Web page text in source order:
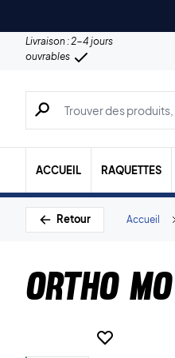
Livraison : 2-4 jours
ouvrables
Recherche de produits,
ACCUEIL RAQUETTES
Retour Accueil
Ortho